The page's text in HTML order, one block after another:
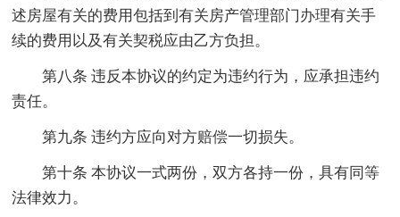
述房屋有关的费用包括到有关房产管理部门办理有关手
续的费用以及有关契税应由乙方负担。
第八条 违反本协议的约定为违约行为，应承担违约
责任。
第九条 违约方应向对方赔偿一切损失。
第十条 本协议一式两份，双方各持一份，具有同等
法律效力。